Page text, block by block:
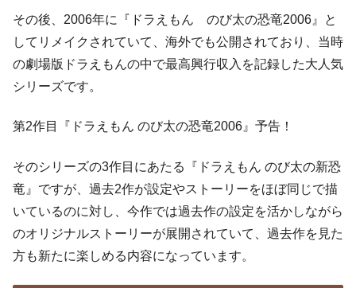
その後、2006年に『ドラえもん のび太の恐竜2006』と
してリメイクされていて、海外でも公開されており、当時
の劇場版ドラえもんの中で最高興行収入を記録した大人気
シリーズです。
第2作目『ドラえもん のび太の恐竜2006』予告！
そのシリーズの3作目にあたる『ドラえもん のび太の新恐
竜』ですが、過去2作が設定やストーリーをほぼ同じで描
いているのに対し、今作では過去作の設定を活かしながら
のオリジナルストーリーが展開されていて、過去作を見た
方も新たに楽しめる内容になっています。